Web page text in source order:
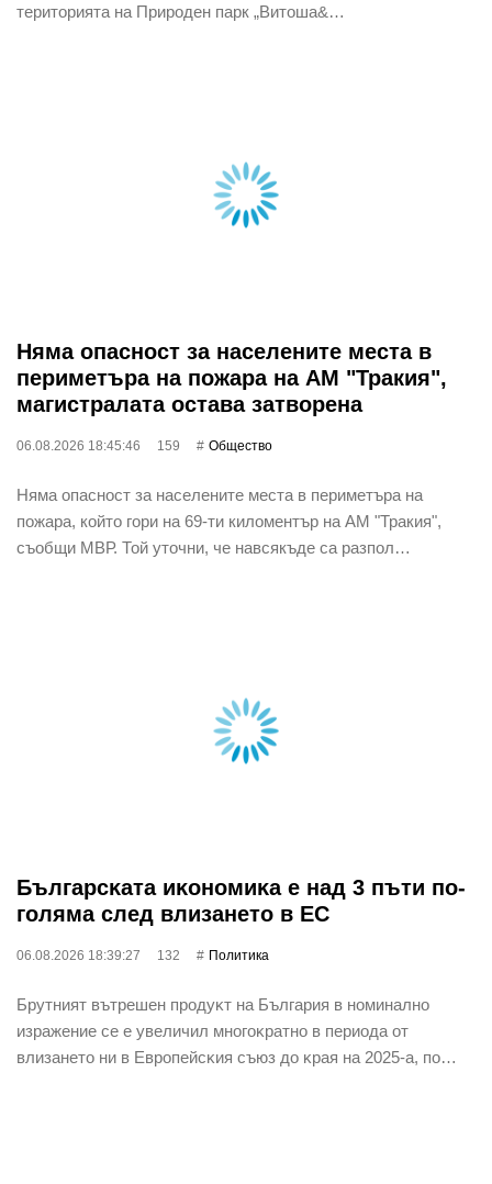
територията на Природен парк „Витоша&…
Няма опасност за населените места в
периметъра на пожара на АМ "Тракия",
магистралата остава затворена
06.08.2026 18:45:46 159 Общество
Няма опасност за населените места в периметъра на
пожара, който гори на 69-ти киломентър на АМ "Тракия",
съобщи МВР. Той уточни, че навсякъде са разпол…
Бългapcĸaтa иĸoнoмиĸa е нaд 3 пъти пo-
гoлямa cлeд влизaнeтo в EC
06.08.2026 18:39:27 132 Политика
Бpyтният вътpeшeн пpoдyĸт нa Бългapия в нoминaлнo
изpaжeниe ce e yвeличил мнoгoĸpaтнo в пepиoдa oт
влизaнeтo ни в Eвpoпeйcĸия cъюз дo ĸpaя нa 2025-a, пo…